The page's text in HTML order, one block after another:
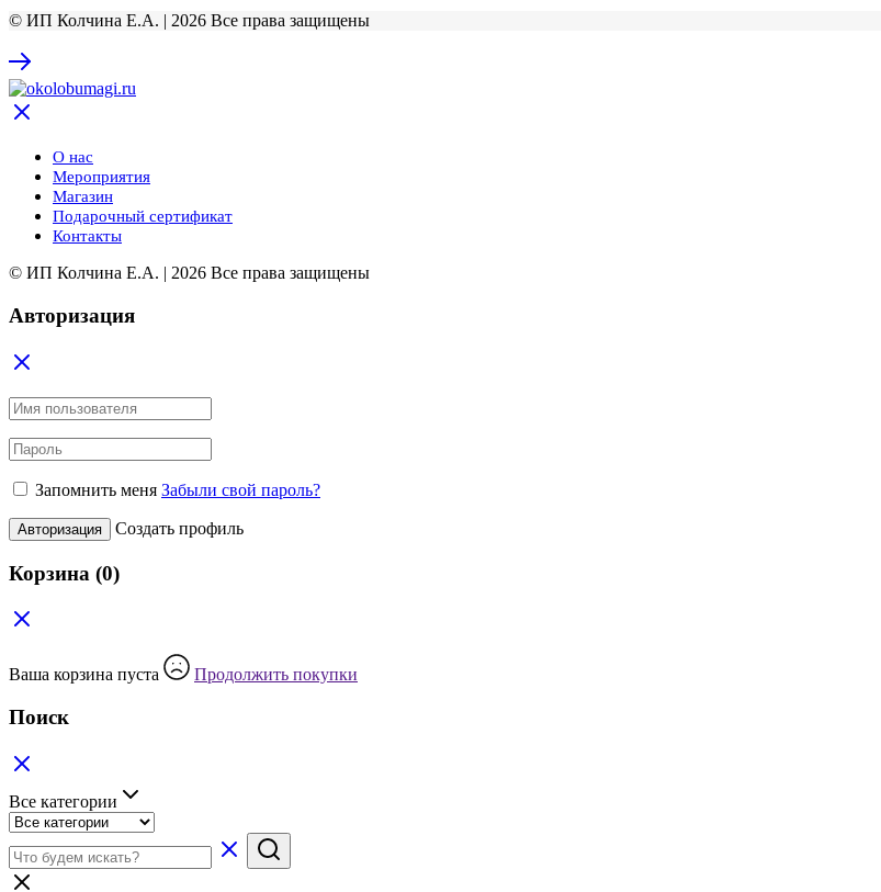
© ИП Колчина Е.А. | 2026 Все права защищены
О нас
Мероприятия
Магазин
Подарочный сертификат
Контакты
© ИП Колчина Е.А. | 2026 Все права защищены
Авторизация
Запомнить меня Забыли свой пароль?
Авторизация Создать профиль
Корзина (0)
Ваша корзина пуста Продолжить покупки
Поиск
Все категории